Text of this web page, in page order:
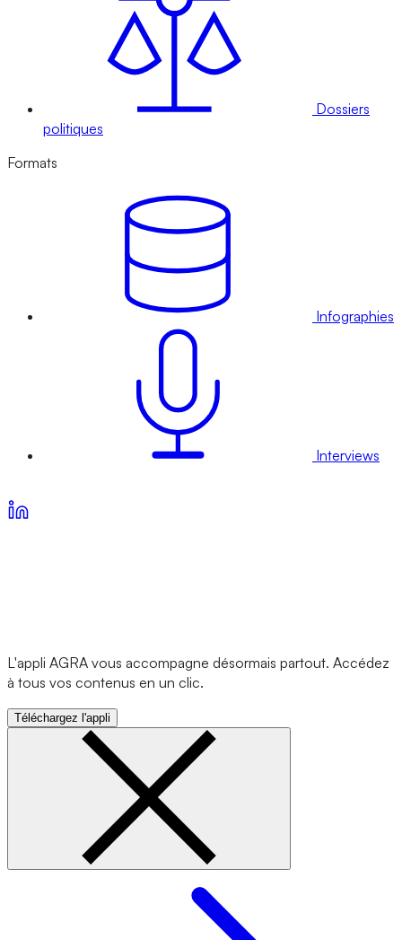
Dossiers
politiques
Formats
Infographies
Interviews
L'appli AGRA vous accompagne désormais partout. Accédez
à tous vos contenus en un clic.
Téléchargez l'appli